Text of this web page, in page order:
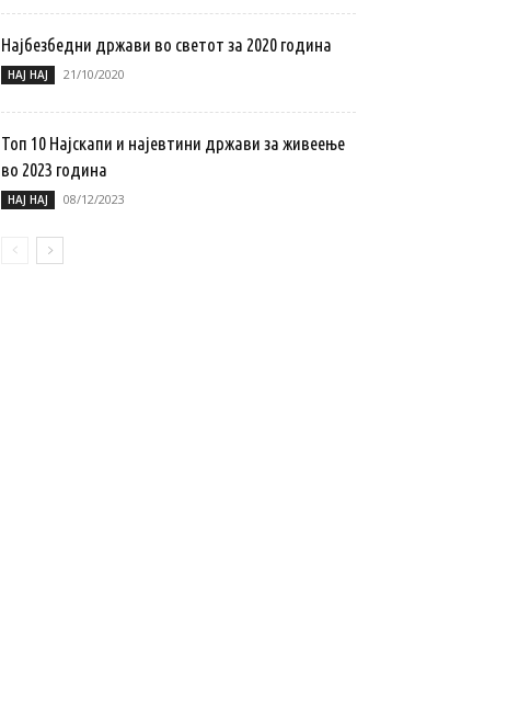
Најбезбедни држави во светот за 2020 година
НАЈ НАЈ 21/10/2020
Топ 10 Најскапи и најевтини држави за живеење
во 2023 година
НАЈ НАЈ 08/12/2023